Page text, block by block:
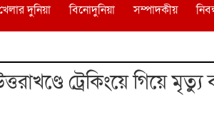
দুনিয়া বিনোদুনিয়া সম্পাদকীয়
ট্রেকিংয়ে গিয়ে